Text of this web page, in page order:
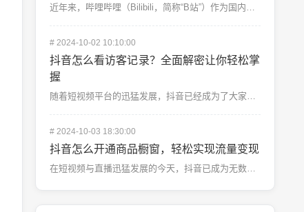
近年来，哔哩哔哩（Bilibili，简称“B站”）作为国内领先的二次元社区平台，一直在年轻群体中拥有...
#2024-10-02 10:10:00
抖音怎么看访客记录？全面解密让你轻松掌
握
随着短视频平台的迅猛发展，抖音已经成为了大家日常生活中不可或缺的一部分。无论是分享日常生活，还是展示...
#2024-10-03 18:30:00
抖音怎么开通商品橱窗，轻松实现流量变现
在短视频与直播迅猛发展的今天，抖音已成为无数创业者和商家实现流量变现的宝贵平台。随着用户基数的增长，...